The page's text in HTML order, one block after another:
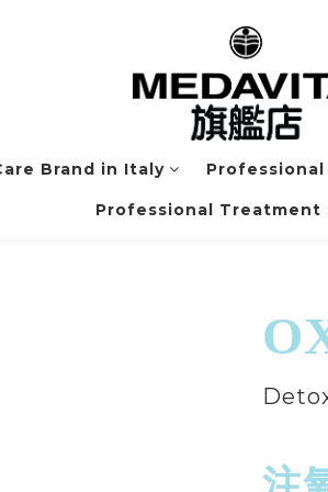
Brand in Italy Professional
Professional Treatment